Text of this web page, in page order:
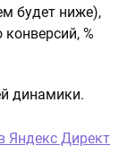
будет ниже),
%
динамики.